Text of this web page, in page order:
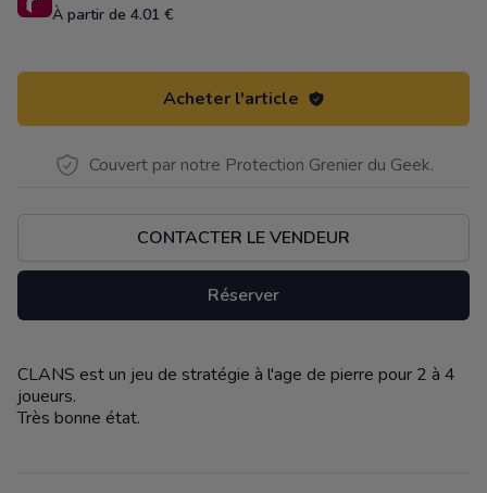
À partir de 4.01 €
Acheter l'article
Couvert par notre Protection Grenier du Geek.
CONTACTER LE VENDEUR
Réserver
Description
CLANS est un jeu de stratégie à l'age de pierre pour 2 à 4
joueurs.
Très bonne état.